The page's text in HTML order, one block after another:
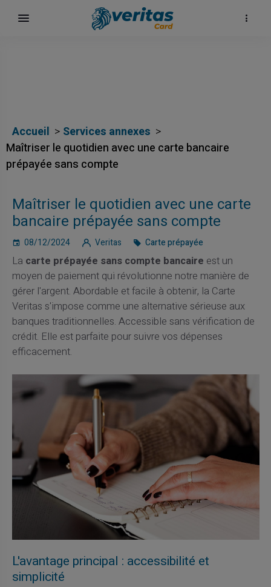
Accueil
Services annexes
Maîtriser le quotidien avec une carte bancaire
prépayée sans compte
Maîtriser le quotidien avec une carte
bancaire prépayée sans compte
08/12/2024 Veritas Carte prépayée
La carte prépayée sans compte bancaire est un
moyen de paiement qui révolutionne notre manière de
gérer l'argent. Abordable et facile à obtenir, la Carte
Veritas s'impose comme une alternative sérieuse aux
banques traditionnelles. Accessible sans vérification de
crédit. Elle est parfaite pour suivre vos dépenses
efficacement.
L'avantage principal : accessibilité et
simplicité